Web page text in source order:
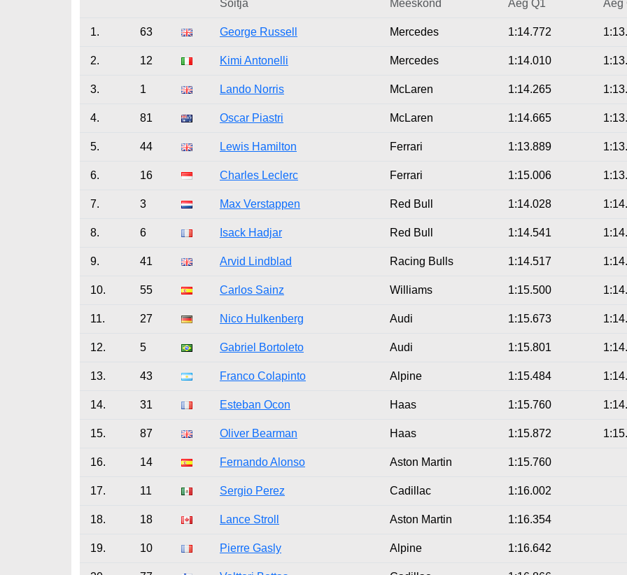
Sõitja Meeskond Aeg Q1 Aeg
1. 63 George Russell Mercedes 1:14.772
2. 12 Kimi Antonelli Mercedes 1:14.010
3. 1 Lando Norris McLaren 1:14.265
4. 81 Oscar Piastri McLaren 1:14.665
5. 44 Lewis Hamilton Ferrari 1:13.889
6. 16 Charles Leclerc Ferrari 1:15.006
7. 3 Max Verstappen Red Bull 1:14.028
8. 6 Isack Hadjar Red Bull 1:14.541
9. 41 Arvid Lindblad Racing Bulls 1:14.517
10. 55 Carlos Sainz Williams 1:15.500
11. 27 Nico Hulkenberg Audi 1:15.673
12. 5 Gabriel Bortoleto Audi 1:15.801
13. 43 Franco Colapinto Alpine 1:15.484
14. 31 Esteban Ocon Haas 1:15.760
15. 87 Oliver Bearman Haas 1:15.872
16. 14 Fernando Alonso Aston Martin 1:15.760
17. 11 Sergio Perez Cadillac 1:16.002
18. 18 Lance Stroll Aston Martin 1:16.354
19. 10 Pierre Gasly Alpine 1:16.642